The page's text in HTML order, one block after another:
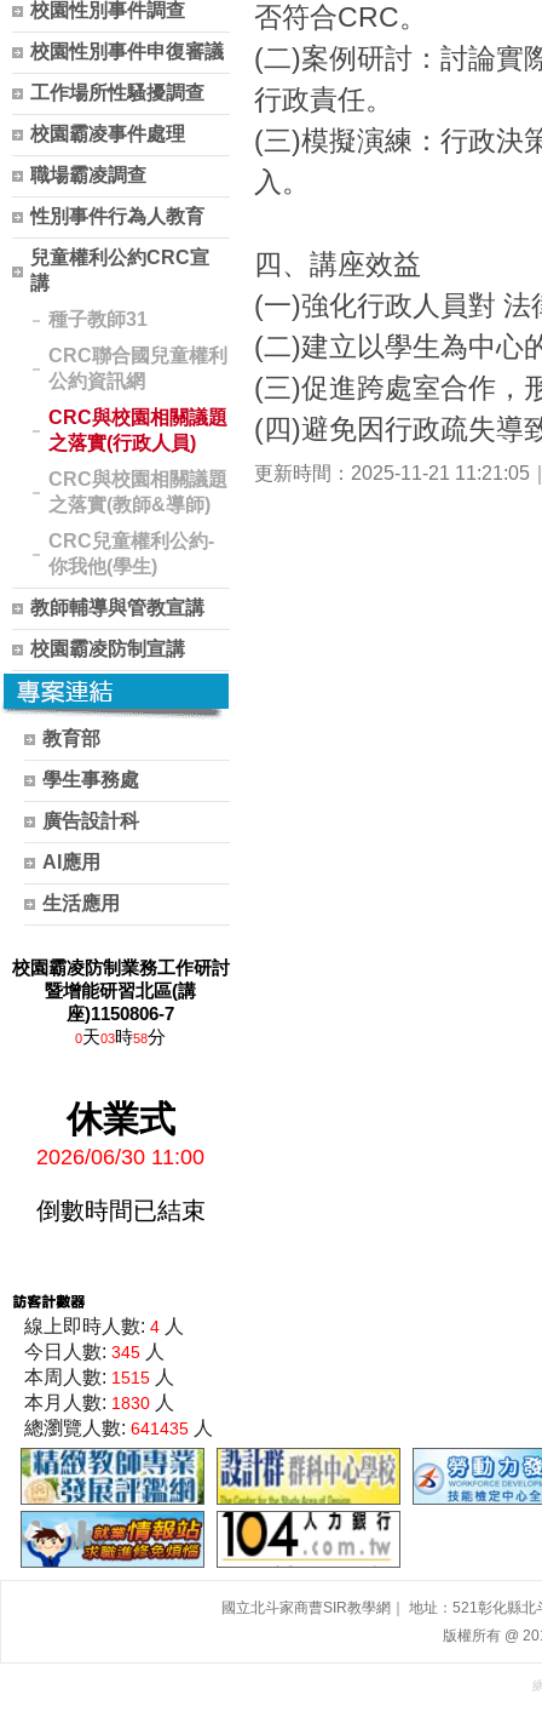
校園性別事件調查
校園性別事件申復審議
工作場所性騷擾調查
校園霸凌事件處理
職場霸凌調查
性別事件行為人教育
兒童權利公約CRC宣
講
種子教師31
CRC聯合國兒童權利
公約資訊網
CRC與校園相關議題
之落實(行政人員)
CRC與校園相關議題
之落實(教師&導師)
CRC兒童權利公約-
你我他(學生)
教師輔導與管教宣講
校園霸凌防制宣講
教育部
學生事務處
廣告設計科
AI應用
生活應用
校園霸凌防制業務工作研討
暨增能研習北區(講
座)1150806-7
0天03時58分
休業式
2026/06/30 11:00
倒數時間已結束
線上即時人數: 4 人
今日人數: 345 人
本周人數: 1515 人
本月人數: 1830 人
總瀏覽人數: 641435 人
否符合CRC。
(二)案例研討：討論實
行政責任。
(三)模擬演練：行政決
入。
四、講座效益
(一)強化行政人員對
(二)建立以學生為中心
(三)促進跨處室合作，
(四)避免因行政疏失導
更新時間：2025-11-21 11:21:05
國立北斗家商曹SIR教學網｜ 地址：521彰化縣
版權所有 @